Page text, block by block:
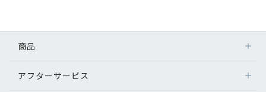
商品
アフターサービス